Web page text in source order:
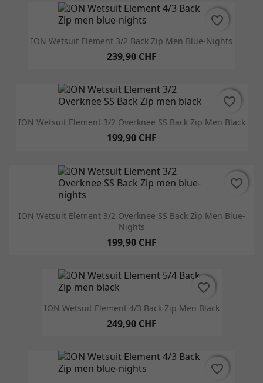
ION Wetsuit Element 3/2 Back Zip Men Blue-Nights
239,90 CHF
favorite_border
favorite_border
ION Wetsuit Element 3/2 Overknee SS Back Zip Men Black
199,90 CHF
favorite_border
favorite_border
ION Wetsuit Element 3/2 Overknee SS Back Zip Men Blue-
Nights
199,90 CHF
favorite_border
favorite_border
ION Wetsuit Element 4/3 Back Zip Men Black
249,90 CHF
favorite_border
favorite_border
favorite_border
favorite_border